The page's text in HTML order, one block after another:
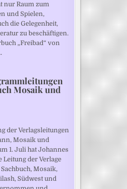
nur Raum zum
und Spielen,
die Gelegenheit,
zu beschäftigen.
„Freibad“ von
Mosaik und
der Verlagsleitungen
Mosaik und
1. Juli hat Johannes
Leitung der Verlage
Mosaik,
Südwest und